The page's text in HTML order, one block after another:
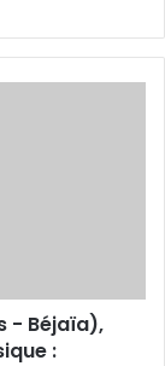
- Béjaïa),
: